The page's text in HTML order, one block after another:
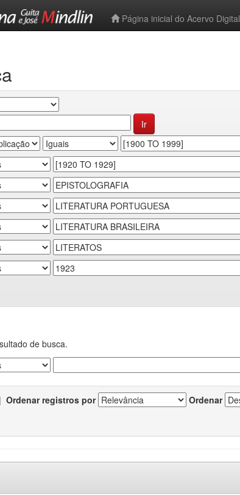
Página inicial do Acervo Digital
de busca.
| Ordenar registros por Ordenar